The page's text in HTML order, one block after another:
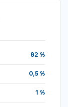
82 %
0,5 %
1 %